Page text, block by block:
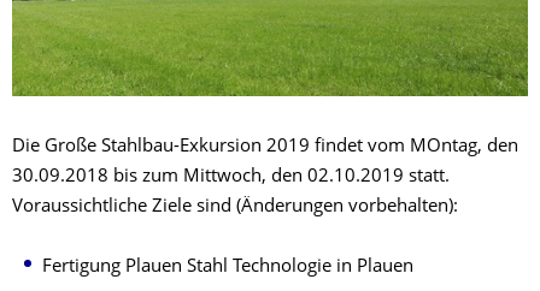
Die Große Stahlbau-Exkursion 2019 findet vom MOntag, den
30.09.2018 bis zum Mittwoch, den 02.10.2019 statt.
Voraussichtliche Ziele sind (Änderungen vorbehalten):
Fertigung Plauen Stahl Technologie in Plauen